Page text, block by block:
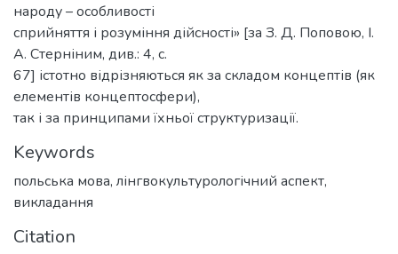
народу – особливості
сприйняття і розуміння дійсності» [за З. Д. Поповою, І.
А. Стерніним, див.: 4, с.
67] істотно відрізняються як за складом концептів (як
елементів концептосфери),
так і за принципами їхньої структуризації.
Keywords
польська мова, лінгвокультурологічний аспект,
викладання
Citation